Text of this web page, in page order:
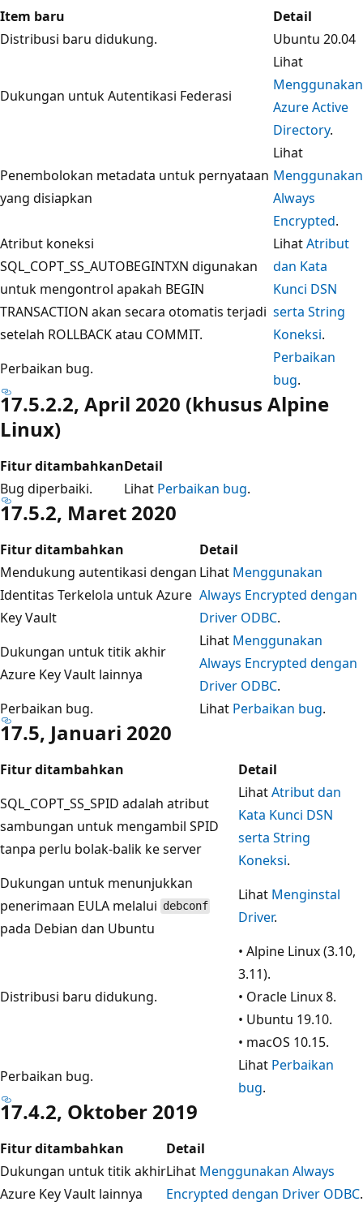
Item baru
Detail
Distribusi baru didukung.
Ubuntu 20.04
Dukungan untuk Autentikasi Federasi
Lihat
Menggunakan
Azure Active
Directory.
Penembolokan metadata untuk pernyataan
yang disiapkan
Lihat
Menggunakan
Always
Encrypted.
Atribut koneksi
SQL_COPT_SS_AUTOBEGINTXN digunakan
untuk mengontrol apakah BEGIN
TRANSACTION akan secara otomatis terjadi
setelah ROLLBACK atau COMMIT.
LihatAtribut
dan Kata
Kunci DSN
serta String
Koneksi.
Perbaikan bug.
Perbaikan
bug.
17.5.2.2, April 2020 (khusus Alpine
Linux)
Fitur ditambahkanDetail
Bug diperbaiki.
Lihat Perbaikan bug.
17.5.2, Maret 2020
Fitur ditambahkan
Detail
Mendukung autentikasi dengan
Identitas Terkelola untuk Azure
Key Vault
Lihat Menggunakan
Always Encrypted dengan
Driver ODBC.
Dukungan untuk titik akhir
Azure Key Vault lainnya
Lihat Menggunakan
Always Encrypted dengan
Driver ODBC.
Perbaikan bug.
Lihat Perbaikan bug.
17.5, Januari 2020
Fitur ditambahkan
Detail
SQL_COPT_SS_SPID adalah atribut
sambungan untuk mengambil SPID
tanpa perlu bolak-balik ke server
LihatAtribut dan
Kata Kunci DSN
serta String
Koneksi.
Dukungan untuk menunjukkan
penerimaan EULA melalui debconf
pada Debian dan Ubuntu
Lihat Menginstal
Driver.
Distribusi baru didukung.
• Alpine Linux (3.10,
3.11).
• Oracle Linux 8.
• Ubuntu 19.10.
• macOS 10.15.
Perbaikan bug.
Lihat Perbaikan
bug.
17.4.2, Oktober 2019
Fitur ditambahkan
Detail
Dukungan untuk titik akhir
Azure Key Vault lainnya
Lihat Menggunakan Always
Encrypted dengan Driver ODBC.